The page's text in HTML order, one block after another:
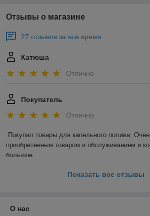
Отзывы о магазине
27 отзывов за всё время
Катюша
Отлично
Покупатель
Отлично
Покупал товары для капельного полива.
приобретенным товаром и обслуживанием и
большое.
Показать все отзывы
О нас